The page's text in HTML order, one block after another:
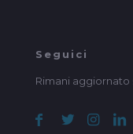
Seguici
Rimani aggiornato